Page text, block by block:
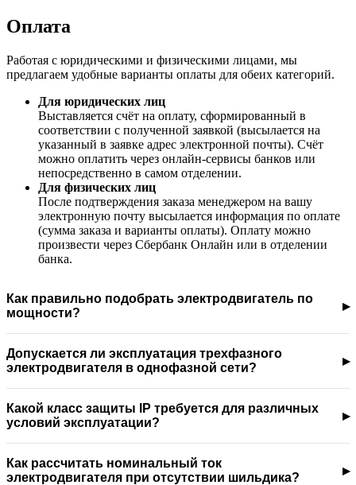
Оплата
Работая с юридическими и физическими лицами, мы
предлагаем удобные варианты оплаты для обеих категорий.
Для юридических лиц
Выставляется счёт на оплату, сформированный в
соответствии с полученной заявкой (высылается на
указанный в заявке адрес электронной почты). Счёт
можно оплатить через онлайн-сервисы банков или
непосредственно в самом отделении.
Для физических лиц
После подтверждения заказа менеджером на вашу
электронную почту высылается информация по оплате
(сумма заказа и варианты оплаты). Оплату можно
произвести через Сбербанк Онлайн или в отделении
банка.
Как правильно подобрать электродвигатель по
мощности?
Допускается ли эксплуатация трехфазного
электродвигателя в однофазной сети?
Какой класс защиты IP требуется для различных
условий эксплуатации?
Как рассчитать номинальный ток
электродвигателя при отсутствии шильдика?